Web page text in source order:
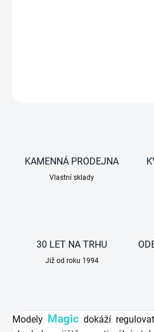
KAMENNÁ PRODEJNA
Vlastní sklady
30 LET NA TRHU
Již od roku 1994
Modely Magic dokáží